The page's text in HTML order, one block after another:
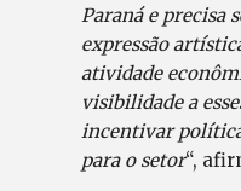
Paraná e precisa
expressão
atividade
visibilidade a
incentivar
para o setor“,